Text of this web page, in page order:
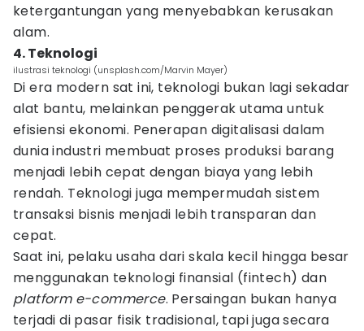
ketergantungan yang menyebabkan kerusakan
alam.
4. Teknologi
ilustrasi teknologi (unsplash.com/Marvin Mayer)
Di era modern sat ini, teknologi bukan lagi sekadar
alat bantu, melainkan penggerak utama untuk
efisiensi ekonomi. Penerapan digitalisasi dalam
dunia industri membuat proses produksi barang
menjadi lebih cepat dengan biaya yang lebih
rendah. Teknologi juga mempermudah sistem
transaksi bisnis menjadi lebih transparan dan
cepat.
Saat ini, pelaku usaha dari skala kecil hingga besar
menggunakan teknologi finansial (fintech) dan
platform e-commerce. Persaingan bukan hanya
terjadi di pasar fisik tradisional, tapi juga secara